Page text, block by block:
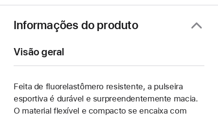
nova
Informações do produto
Visão geral
Feita de fluorelastômero resistente, a pulseira
esportiva é durável e surpreendentemente macia.
O material flexível e compacto se encaixa com